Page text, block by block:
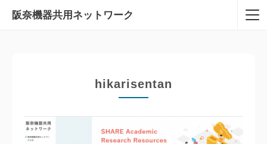
阪奈機器共用 ネットワーク
hikarisentan